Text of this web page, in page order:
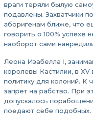
враги теряли былую
подавлены. Захватчики
аборигенам ближе, что
говорить о 100% успехе
наоборот сами
Леона Изабелла I,
королевы Кастилии, в
политику для колоний. К
запрет на рабство. При
допускалось
поедают себе подобных.